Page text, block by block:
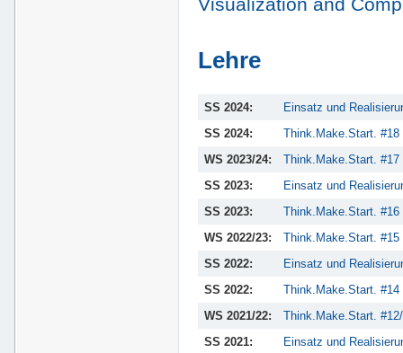
Lehre
SS 2024:
Einsatz und
SS 2024:
Think.Make.Start. #18
WS 2023/24:
Think.Make.Start. #17
SS 2023:
Einsatz und
SS 2023:
Think.Make.Start. #16
WS 2022/23:
Think.Make.Start. #15
SS 2022:
Einsatz und
SS 2022:
Think.Make.Start. #14
WS 2021/22:
Think.Make.Start.
SS 2021:
Einsatz und